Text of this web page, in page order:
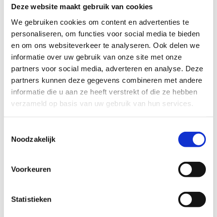
Deze website maakt gebruik van cookies
We gebruiken cookies om content en advertenties te
personaliseren, om functies voor social media te bieden
en om ons websiteverkeer te analyseren. Ook delen we
informatie over uw gebruik van onze site met onze
partners voor social media, adverteren en analyse. Deze
partners kunnen deze gegevens combineren met andere
informatie die u aan ze heeft verstrekt of die ze hebben
verzameld op basis van uw gebruik van hun services.
Noodzakelijk
Voorkeuren
Statistieken
EXR-Roeiergometers met iPad
Meta Quest VR-brillen
Dit basisaanbod wordt, afhankelijk van de locatie en de
doelgroep, aangevuld met bijkomende exergames of
andere nieuwe sport- en beweegvormen. De opstelling van
de Sportinnovatiemobiel is 8m lang x 4m breed x 2,7m
hoog. De tentjes zijn 3 op 3m. Er kunnen ongeveer 20
personen tegelijkertijd sporten in en aan de
aanwezig. Meer kan ook nodig zijn, afhankelijk van het
reserveren?